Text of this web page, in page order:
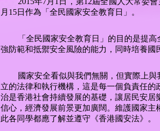
月15日作為「全民國家安全教育日」。
「全民國家安全教育日」的目的是提
強防範和抵禦安全風險的能力，同時培養
國家安全看似與我們無關，但實際上
立的法律和執行機構，這是每一個負責任
治是香港社會持續發展的基礎，讓居民安
信心，經濟發展前景更加廣闊。維護國家
此各同學都應了解並遵守《香港國安法》。